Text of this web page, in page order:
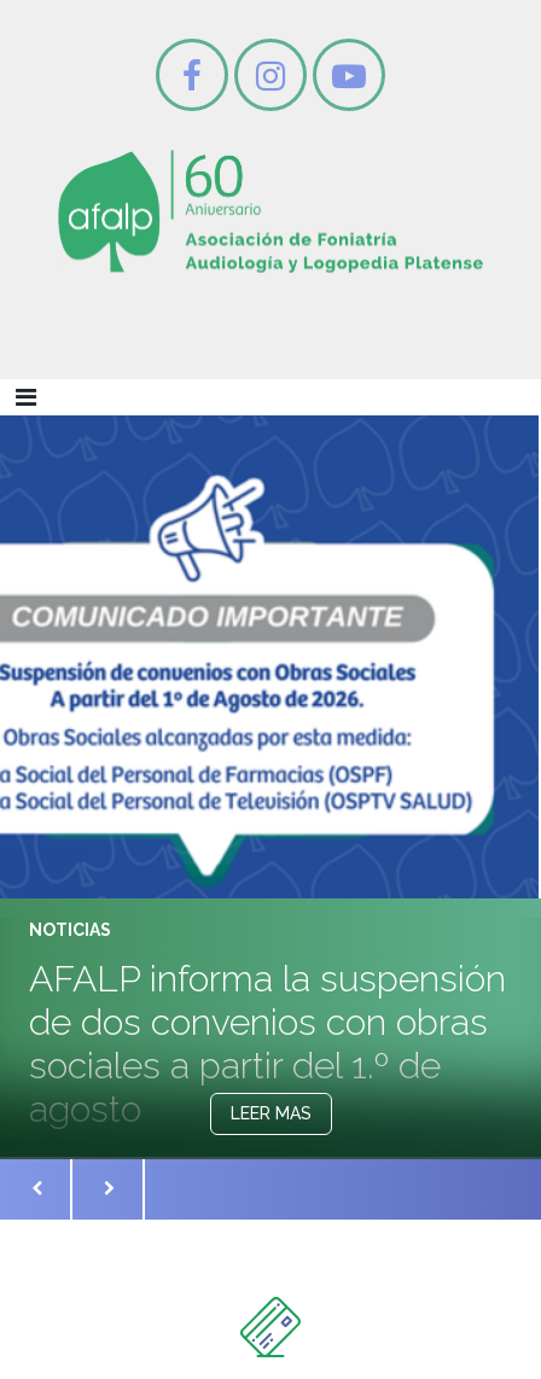
NOTICIAS
AFALP informa la suspensión
de dos convenios con obras
sociales a partir del 1.º de
agosto
La medida alcanza OSPF y OSPTV SALUD
LEER MAS